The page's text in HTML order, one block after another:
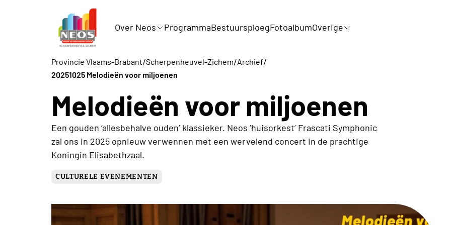
Over Neos ProgrammaBestuursploegFotoalbumOverige
Provincie Vlaams-Brabant/Scherpenheuvel-Zichem/Archief/
20251025 Melodieën voor miljoenen
Melodieën voor miljoenen
Een gouden ‘allesbehalve ouden’ klassieker. Neos ‘huisorkest’ Frascati Symphonic
zal ons in 2025 opnieuw verwennen met een wervelend concert in de prachtige
Koningin Elisabethzaal.
CULTURELE EVENEMENTEN